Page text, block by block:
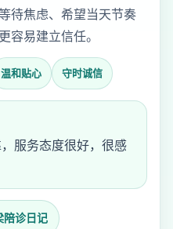
待焦虑、希望当天节奏
容易建立信任。
温和贴心 守时诚信
服务态度很好，很感
陪诊日记